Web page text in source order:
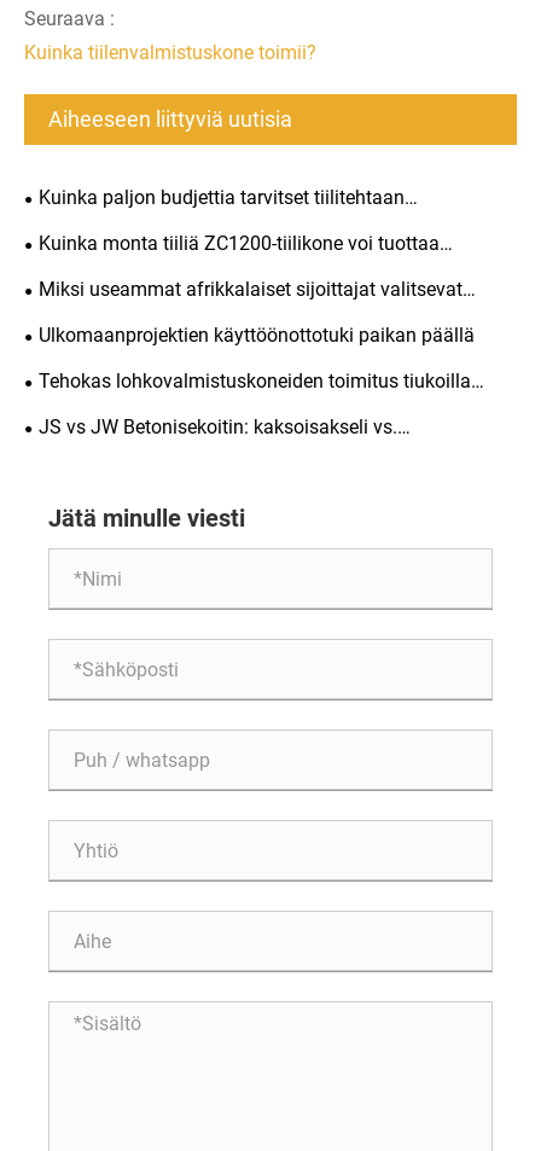
Seuraava :
Kuinka tiilenvalmistuskone toimii?
Aiheeseen liittyviä uutisia
Kuinka paljon budjettia tarvitset tiilitehtaan
perustamiseen? Kuinka kauan sijoituksesi takaisin
Kuinka monta tiiliä ZC1200-tiilikone voi tuottaa
päivässä?
Miksi useammat afrikkalaiset sijoittajat valitsevat
täysin automaattiset tiilenvalmistuskoneet vuonna 2026
Ulkomaanprojektien käyttöönottotuki paikan päällä
Tehokas lohkovalmistuskoneiden toimitus tiukoilla
lastausstandardeilla
JS vs JW Betonisekoitin: kaksoisakseli vs.
Jätä minulle viesti